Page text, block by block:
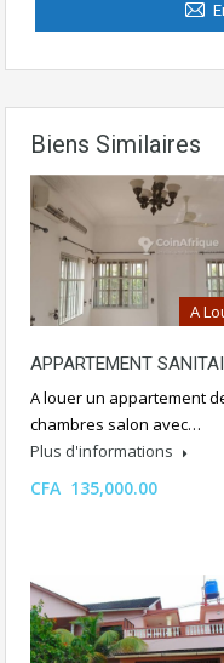
Biens Similaires
A
APPARTEMENT
A louer un appartement
chambres salon avec…
Plus d'informations
CFA 135,000.00